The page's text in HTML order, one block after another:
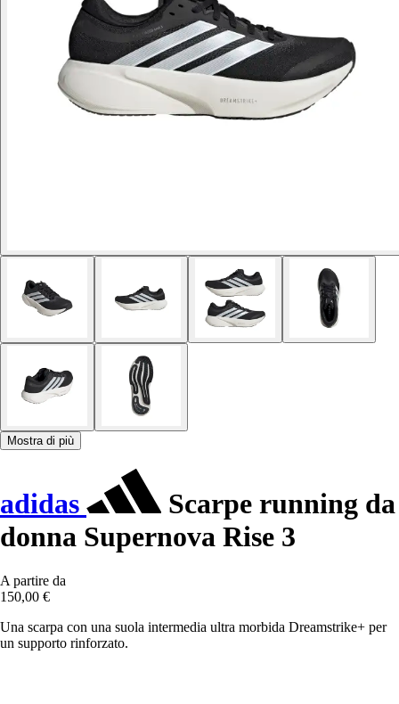
Mostra di più
adidas
Scarpe running da
donna Supernova Rise 3
A partire da
150,00 €
Una scarpa con una suola intermedia ultra morbida Dreamstrike+ per
un supporto rinforzato.